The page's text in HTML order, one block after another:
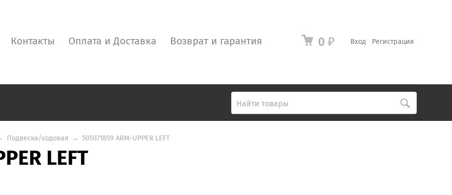
Вход Регистрация
0 ₽
Контакты Оплата и Доставка Возврат и гарантия
Подвеска/ходовая → 505071859 ARM-UPPER LEFT
LEFT